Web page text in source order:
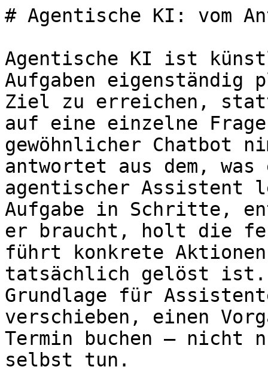
# Agentische KI: vom
Agentische KI ist
Aufgaben
Ziel zu erreichen,
auf eine einzelne
gewöhnlicher Chatbot
antwortet aus dem,
agentischer Assistent
Aufgabe in Schritte,
er braucht, holt die
führt konkrete
tatsächlich gelöst
Grundlage für
verschieben, einen
Termin buchen – nicht
selbst tun.